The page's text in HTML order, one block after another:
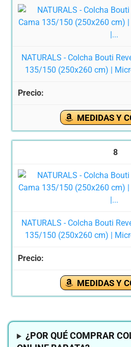
NATURALS - Colcha Bouti
135/150 (250x260 cm) |
MEDIDAS Y
8
NATURALS - Colcha Bouti
135/150 (250x260 cm) |
MEDIDAS Y
¿POR QUÉ COMPRAR